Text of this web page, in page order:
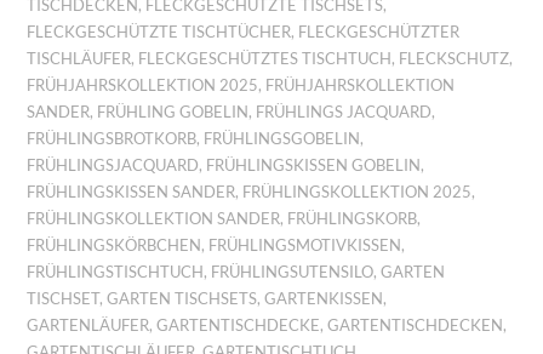
TISCHDECKEN , FLECKGESCHÜTZTE TISCHSETS,
FLECKGESCHÜTZTE TISCHTÜCHER, FLECKGESCHÜTZTER
TISCHLÄUFER, FLECKGESCHÜTZTES TISCHTUCH , FLECKSCHUTZ,
FRÜHJAHRSKOLLEKTION 2025, FRÜHJAHRSKOLLEKTION
SANDER, FRÜHLING GOBELIN , FRÜHLINGS JACQUARD,
FRÜHLINGSBROTKORB, FRÜHLINGSGOBELIN ,
FRÜHLINGSJACQUARD, FRÜHLINGSKISSEN GOBELIN ,
FRÜHLINGSKISSEN SANDER, FRÜHLINGSKOLLEKTION 2025,
FRÜHLINGSKOLLEKTION SANDER, FRÜHLINGSKORB,
FRÜHLINGSKÖRBCHEN , FRÜHLINGSMOTIVKISSEN ,
FRÜHLINGSTISCHTUCH , FRÜHLINGSUTENSILO,GARTEN
TISCHSET,GARTEN TISCHSETS,GARTENKISSEN ,
GARTENLÄUFER,GARTENTISCHDECKE,GARTENTISCHDECKEN ,